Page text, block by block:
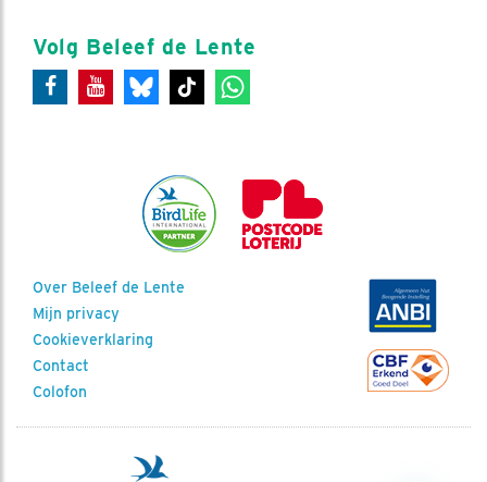
Volg Beleef de Lente
Over Beleef de Lente
Mijn privacy
Cookieverklaring
Contact
Colofon